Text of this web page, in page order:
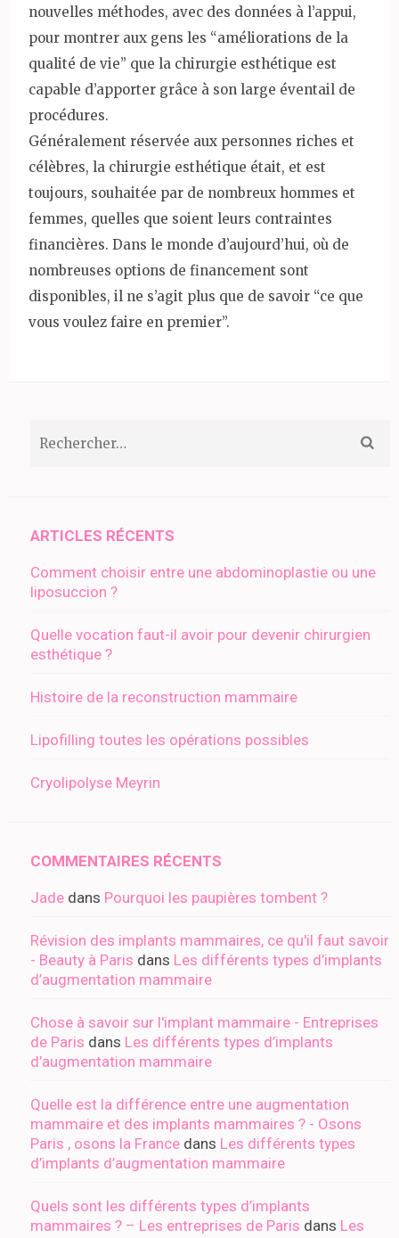
nouvelles méthodes, avec des données à l’appui,
pour montrer aux gens les “améliorations de la
qualité de vie” que la chirurgie esthétique est
capable d’apporter grâce à son large éventail de
procédures.
Généralement réservée aux personnes riches et
célèbres, la chirurgie esthétique était, et est
toujours, souhaitée par de nombreux hommes et
femmes, quelles que soient leurs contraintes
financières. Dans le monde d’aujourd’hui, où de
nombreuses options de financement sont
disponibles, il ne s’agit plus que de savoir “ce que
vous voulez faire en premier”.
Rechercher :
ARTICLES RÉCENTS
Comment choisir entre une abdominoplastie ou une
liposuccion ?
Quelle vocation faut-il avoir pour devenir chirurgien
esthétique ?
Histoire de la reconstruction mammaire
Lipofilling toutes les opérations possibles
Cryolipolyse Meyrin
COMMENTAIRES RÉCENTS
Jade dans Pourquoi les paupières tombent ?
Révision des implants mammaires, ce qu'il faut savoir
- Beauty à Paris dans Les différents types d’implants
d’augmentation mammaire
Chose à savoir sur l'implant mammaire - Entreprises
de Paris dans Les différents types d’implants
d’augmentation mammaire
Quelle est la différence entre une augmentation
mammaire et des implants mammaires ? - Osons
Paris , osons la France dans Les différents types
d’implants d’augmentation mammaire
Quels sont les différents types d’implants
mammaires ? – Les entreprises de Paris dans Les